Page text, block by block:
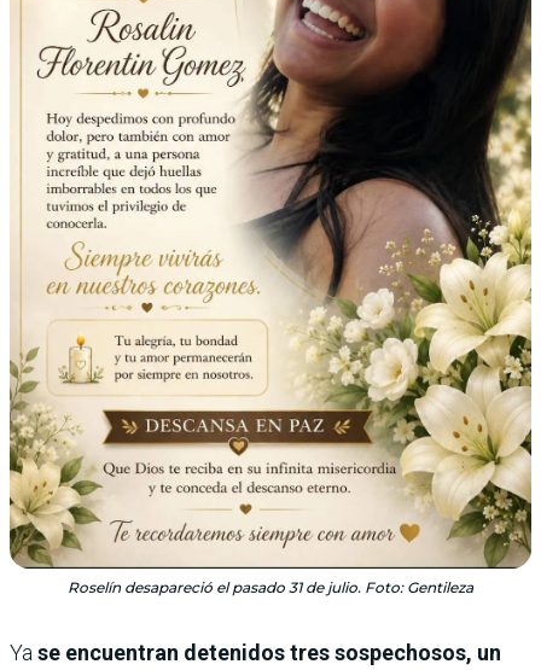
Roselín desapareció el pasado 31 de julio. Foto: Gentileza
Yase encuentran detenidos tres sospechosos, un